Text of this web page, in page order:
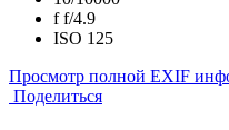
ff/4.9
ISO 125
Просмотр полной EXIF
Поделиться